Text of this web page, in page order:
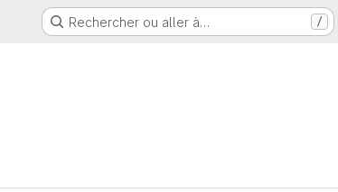
Rechercher ou aller à… /